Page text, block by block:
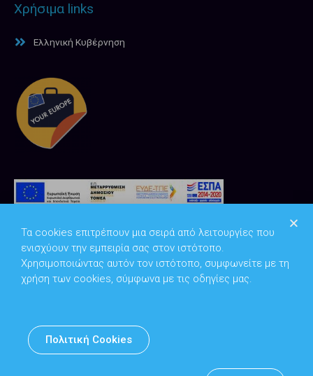
Χρήσιμα links
Ελληνική Κυβέρνηση
Copyright © 2026Υπουργείο Ψηφιακής Διακυβέρνησης
Υπεύθυνος DPO: Θανάσης Κοσμόπουλος | dpo@mindigital.gr
Τα cookies επιτρέπουν μια σειρά από λειτουργίες που
ενισχύουν την εμπειρία σας στον ιστότοπο.
Χρησιμοποιώντας αυτόν τον ιστότοπο, συμφωνείτε με τη
χρήση των cookies, σύμφωνα με τις οδηγίες μας.
Πολιτική Cookies